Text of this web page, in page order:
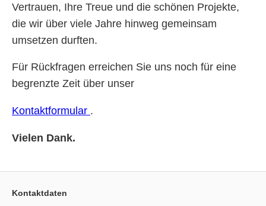
Vertrauen, Ihre Treue und die schönen Projekte,
die wir über viele Jahre hinweg gemeinsam
umsetzen durften.
Für Rückfragen erreichen Sie uns noch für eine
begrenzte Zeit über unser
Kontaktformular .
Vielen Dank.
Kontaktdaten